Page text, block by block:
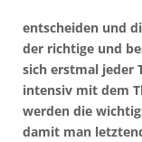
entscheiden und
der richtige und
sich erstmal jeder
intensiv mit dem
werden die
damit man